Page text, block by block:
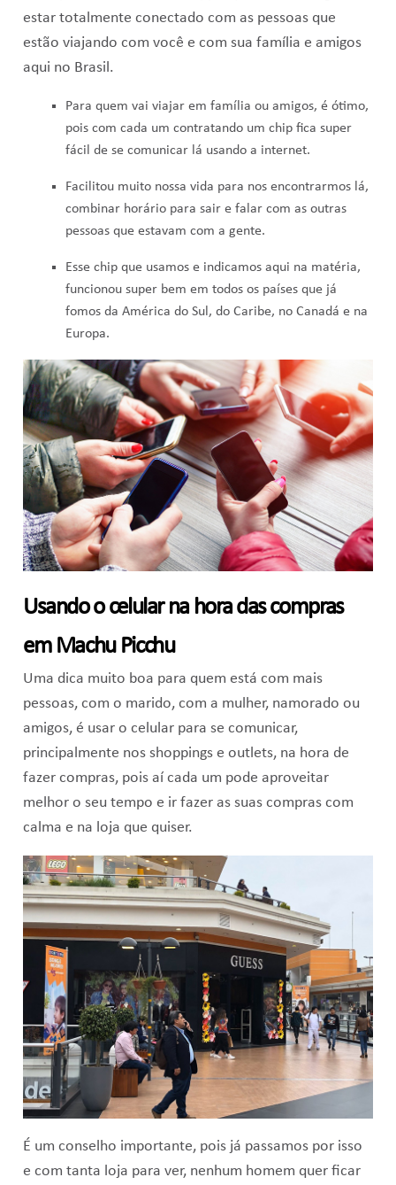
estar totalmente conectado com as pessoas que
estão viajando com você e com sua família e amigos
aqui no Brasil.
Para quem vai viajar em família ou amigos, é ótimo,
pois com cada um contratando um chip fica super
fácil de se comunicar lá usando a internet.
Facilitou muito nossa vida para nos encontrarmos lá,
combinar horário para sair e falar com as outras
pessoas que estavam com a gente.
Esse chip que usamos e indicamos aqui na matéria,
funcionou super bem em todos os países que já
fomos da América do Sul, do Caribe, no Canadá e na
Europa.
Usando o celular na hora das compras
em Machu Picchu
Uma dica muito boa para quem está com mais
pessoas, com o marido, com a mulher, namorado ou
amigos, é usar o celular para se comunicar,
principalmente nos shoppings e outlets, na hora de
fazer compras, pois aí cada um pode aproveitar
melhor o seu tempo e ir fazer as suas compras com
calma e na loja que quiser.
É um conselho importante, pois já passamos por isso
e com tanta loja para ver, nenhum homem quer ficar